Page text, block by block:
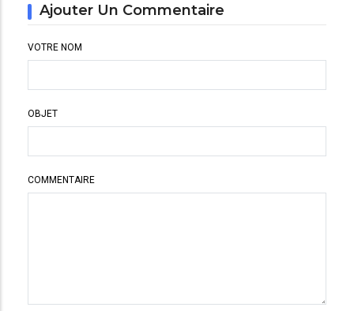
Ajouter Un Commentaire
VOTRE NOM
OBJET
COMMENTAIRE